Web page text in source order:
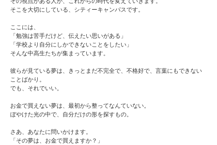
そこを大切にしている、シティーキャンパスです。
ここには、
「勉強は苦手だけど、伝えたい思いがある」
「学校より自分にしかできないことをしたい」
そんな中高生たちが集まっています。
彼らが見ている夢は、きっとまだ不完全で、不格好で、言葉にもできない
ことばかり。
でも、それでいい。
お金で買えない夢は、最初から整ってなんていない。
ぼやけた光の中で、自分だけの形を探すもの。
さあ、あなたに問いかけます。
「その夢は、お金で買えますか？」